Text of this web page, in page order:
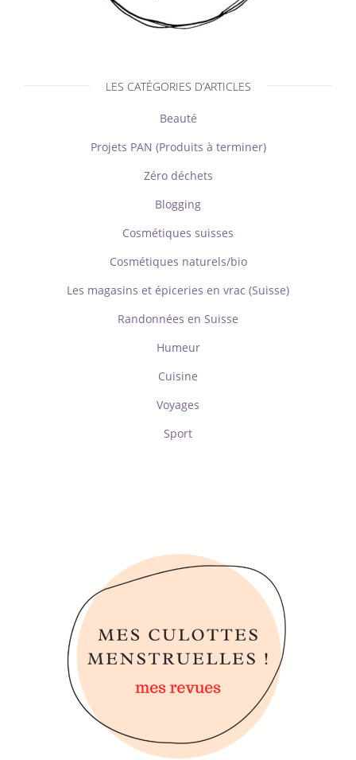
LES CATÉGORIES D’ARTICLES
Beauté
Projets PAN (Produits à terminer)
Zéro déchets
Blogging
Cosmétiques suisses
Cosmétiques naturels/bio
Les magasins et épiceries en vrac (Suisse)
Randonnées en Suisse
Humeur
Cuisine
Voyages
Sport